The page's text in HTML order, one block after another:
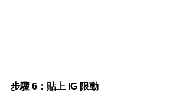
步驟 6：貼上 IG 限動